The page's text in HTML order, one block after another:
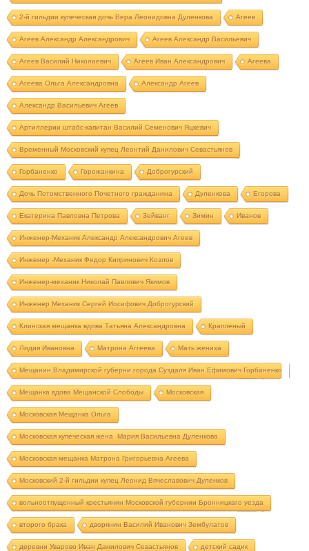
2-й гильдии купеческая дочь Вера Леонидовна Дуленкова Агеев
Агеев Александр Александрович Агеев Александр Васильевич
Агеев Василий Николаевич Агеев Иван Александрович Агеева
Агеева Ольга Александровна Александр Агеев
Александр Васильевич Агеев
Артиллерии штабс-капитан Василий Семенович Яцкевич
Временный Московский купец Леонтий Данилович Севастьянов
Горбаненко Горожанкина Доброгурский
Дочь Потомственного Почетного гражданина Дуленкова Егорова
Екатерина Павловна Петрова Зейванг Зимин Иванов
Инженер-Механик Александр Александрович Агеев
Инженер -Механик Федор Кипринович Козлов
Инженер-механик Николай Павлович Якимов
Инженер Механик Сергей Иосифович Доброгурский
Клинская мещанка вдова Татьяна Александровна Крапленый
Лидия Ивановна Матрона Аггеева Мать жениха
Мещанин Владимирской губерни города Суздаля Иван Ефимович Горбаненко
Мещанка вдова Мещанской Слободы Московская
Московская Мещанка Ольга
Московская купеческая жена Мария Васильевна Дуленкова
Московская мещанка Матрона Григорьевна Агеева
Московский 2-й гильдии купец Леонид Вячеславович Дуленков
вольноотпущенный крестьянин Московской губернии Бронницкаго уезда
второго брака дворянин Василий Иванович Зембулатов
деревни Уварово Иван Данилович Севастьянов детский садик